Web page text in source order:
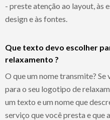
- preste atenção ao layout, às
design e às fontes.
Que texto devo escolher
relaxamento ?
O que um nome transmite? Se
para o seu logotipo de
um texto e um nome que
serviço que você presta e que